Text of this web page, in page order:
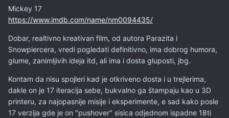
Mickey 17
https://www.imdb.com/name/nm0094435/
Dobar, realtivno kreativan film, od autora Parazita i
Snowpiercera, vredi pogledati definitivno, ima dobrog humora,
glume, zanimljivih ideja itd, ali ima i dosta gluposti, jbg.
Kontam da nisu spojleri kad je otkriveno dosta i u trejlerima,
dakle on je 17 iteracija sebe, bukvalno ga štampaju kao u 3D
printeru, za najopasnije misije i eksperimente, e sad kako posle
17 verzija gde je on "pushover" sisica odjednom ispadne 18ti